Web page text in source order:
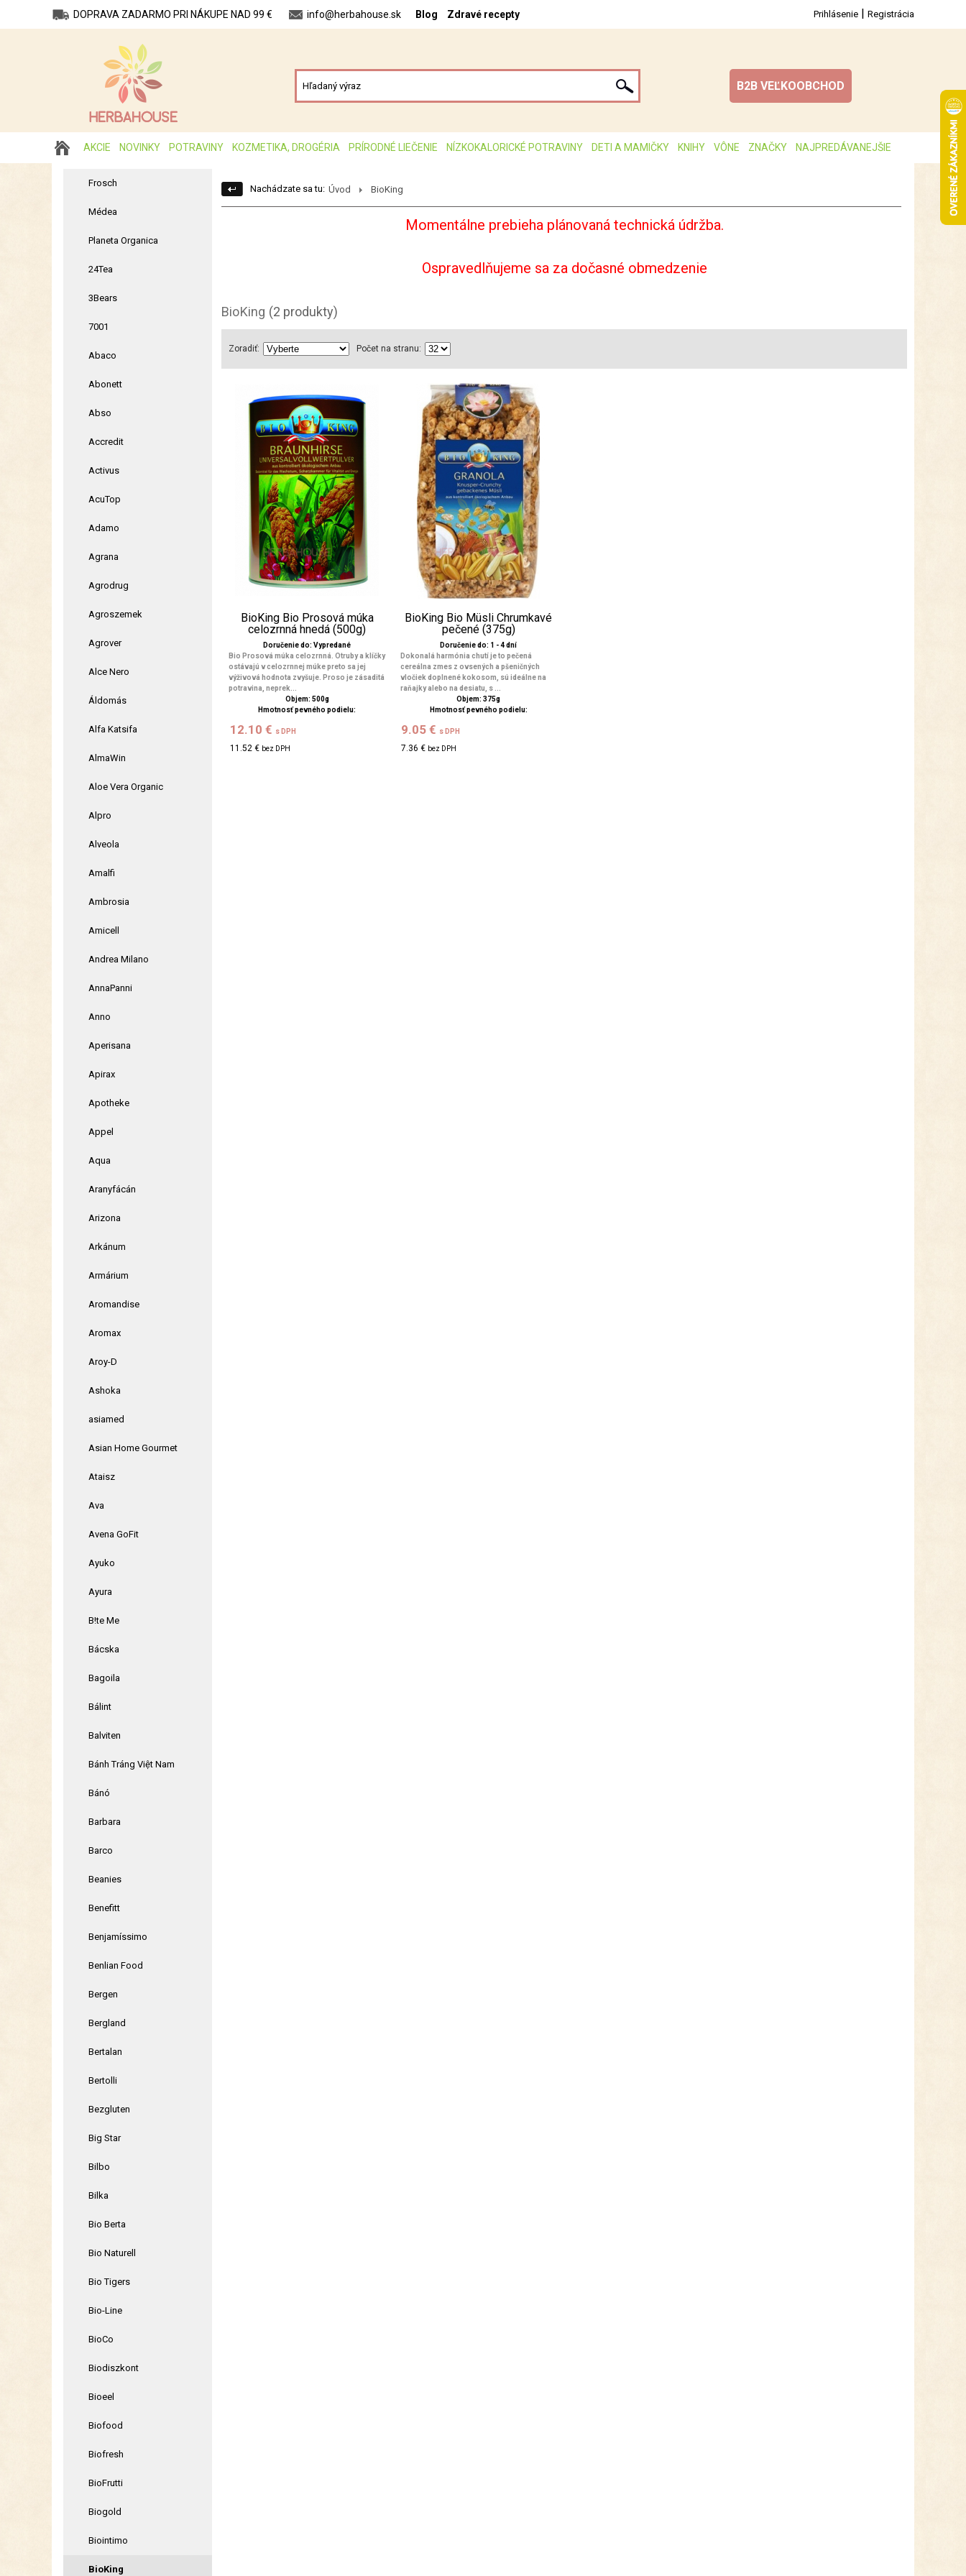
DOPRAVA ZADARMO PRI NÁKUPE NAD 99 € info@herbahouse.sk Blog Zdravé recepty Prihlásenie | Registrácia
B2B VEĽKOOBCHOD
AKCIE NOVINKY POTRAVINY KOZMETIKA, DROGÉRIA PRÍRODNÉ LIEČENIE NÍZKOKALORICKÉ POTRAVINY DETI A MAMIČKY KNIHY VÔNE ZNAČKY NAJPREDÁVANEJŠIE
Frosch
Médea
Planeta Organica
24Tea
3Bears
7001
Abaco
Abonett
Abso
Accredit
Activus
AcuTop
Adamo
Agrana
Agrodrug
Agroszemek
Agrover
Alce Nero
Áldomás
Alfa Katsifa
AlmaWin
Aloe Vera Organic
Alpro
Alveola
Amalfi
Ambrosia
Amicell
Andrea Milano
AnnaPanni
Anno
Aperisana
Apirax
Apotheke
Appel
Aqua
Aranyfácán
Arizona
Arkánum
Armárium
Aromandise
Aromax
Aroy-D
Ashoka
asiamed
Asian Home Gourmet
Ataisz
Ava
Avena GoFit
Ayuko
Ayura
B!te Me
Bácska
Bagoila
Bálint
Balviten
Bánh Tráng Việt Nam
Bánó
Barbara
Barco
Beanies
Benefitt
Benjamíssimo
Benlian Food
Bergen
Bergland
Bertalan
Bertolli
Bezgluten
Big Star
Bilbo
Bilka
Bio Berta
Bio Naturell
Bio Tigers
Bio-Line
BioCo
Biodiszkont
Bioeel
Biofood
Biofresh
BioFrutti
Biogold
Biointimo
BioKing
Nachádzate sa tu: Úvod BioKing
Momentálne prebieha plánovaná technická údržba.
Ospravedlňujeme sa za dočasné obmedzenie
BioKing (2 produkty)
Zoradiť: Počet na stranu:
BioKing Bio Prosová múka
celozrnná hnedá (500g)
Doručenie do: Vypredané
Bio Prosová múka celozrnná. Otruby a klíčky
ostávajú v celozrnnej múke preto sa jej
výživová hodnota zvyšuje. Proso je zásaditá
potravina, neprek...
Objem: 500g
Hmotnosť pevného podielu:
12.10 € s DPH
11.52 € bez DPH
BioKing Bio Müsli Chrumkavé
pečené (375g)
Doručenie do: 1 - 4 dní
Dokonalá harmónia chutí je to pečená
cereálna zmes z ovsených a pšeničných
vločiek doplnené kokosom, sú ideálne na
raňajky alebo na desiatu, s ...
Objem: 375g
Hmotnosť pevného podielu:
9.05 € s DPH
7.36 € bez DPH